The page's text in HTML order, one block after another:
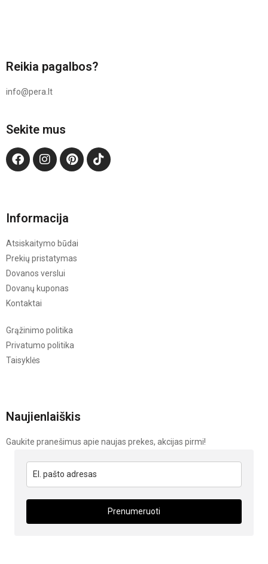
Reikia pagalbos?
info@pera.lt
Sekite mus
Informacija
Atsiskaitymo būdai
Prekių pristatymas
Dovanos verslui
Dovanų kuponas
Kontaktai
Grąžinimo politika
Privatumo politika
Taisyklės
Naujienlaiškis
Gaukite pranešimus apie naujas prekes, akcijas pirmi!
Prenumeruoti